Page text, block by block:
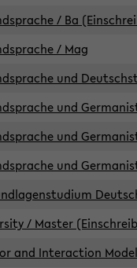
/ Ba
/ Mag
und
und
und
und
/ Master
and Interaction